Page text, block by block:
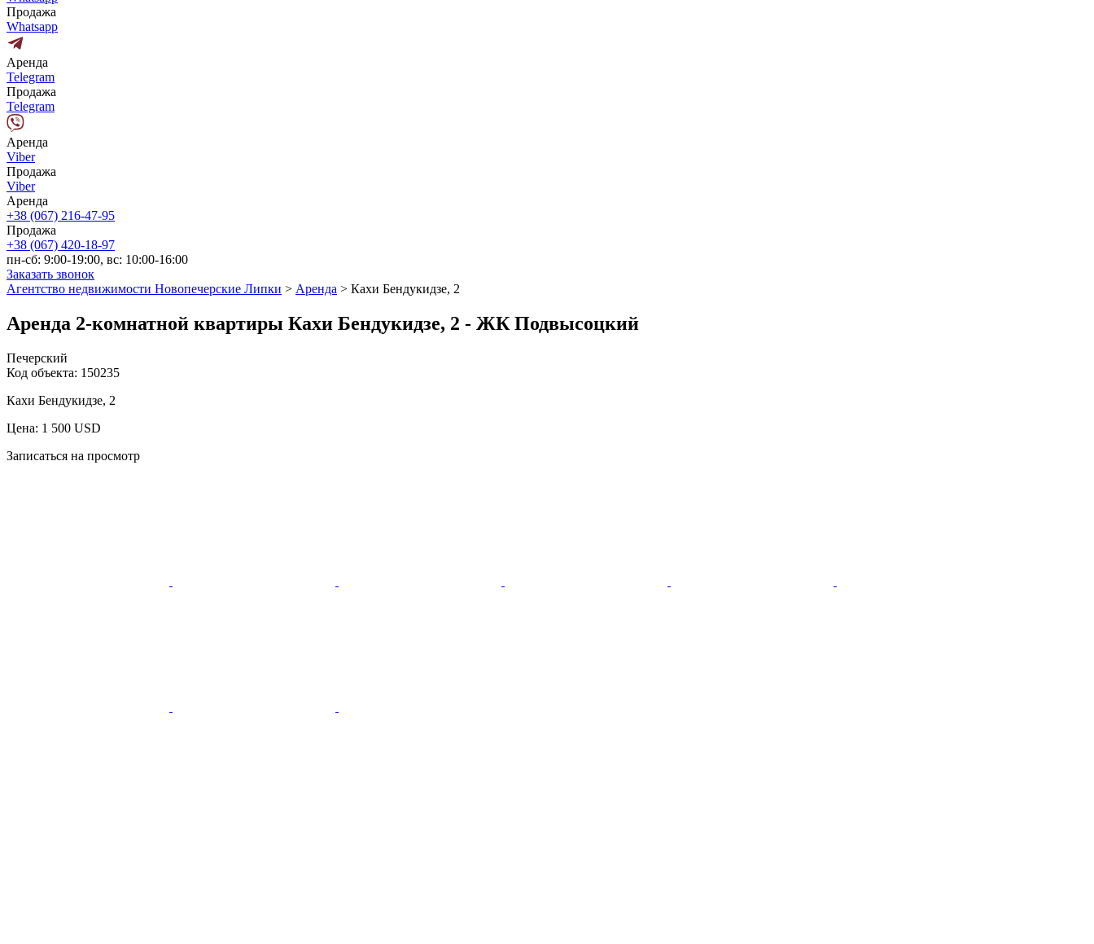
Продажа
Whatsapp
Аренда
Telegram
Продажа
Telegram
Аренда
Viber
Продажа
Viber
Аренда
+38 (067) 216-47-95
Продажа
+38 (067) 420-18-97
пн-сб: 9:00-19:00, вс: 10:00-16:00
Заказать звонок
Агентство недвижимости Новопечерские Липки > Аренда > Кахи Бендукидзе, 2
Аренда 2-комнатной квартиры Кахи Бендукидзе, 2 - ЖК Подвысоцкий
Печерский
Код объекта: 150235
Кахи Бендукидзе, 2
Цена: 1 500 USD
Записаться на просмотр